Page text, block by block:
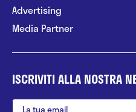
Advertising
Media Partner
ISCRIVITI ALLA NOSTRA